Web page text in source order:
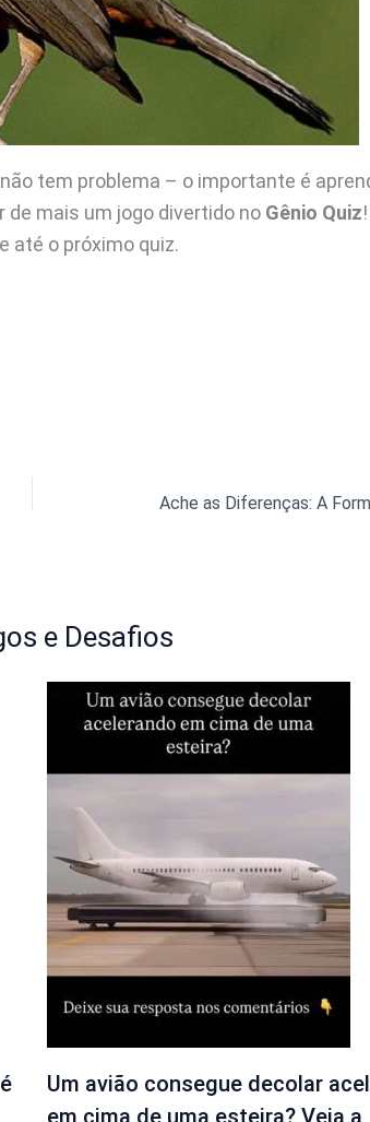
tem problema – o importante é
de mais um jogo divertido no Gênio Quiz!
até o próximo quiz.
Ache as Diferenças: A
e Desafios
Um avião consegue decolar
em cima de uma esteira? Veja a